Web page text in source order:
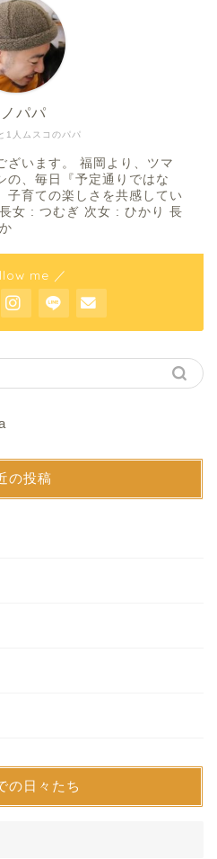
1人ムスコのパパ
パパ
ざいます。 福岡より、ツマ
の、毎日『予定通りではな
子育ての楽しさを共感してい
女 : つむぎ 次女 : ひかり 長
me ／
の投稿
の日々たち